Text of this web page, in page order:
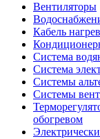
Вентиляторы
Кабель
Система
Система
Системы
Системы
обогревом